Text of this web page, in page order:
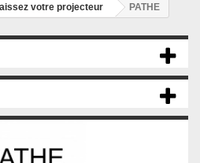
votre projecteur PATHE